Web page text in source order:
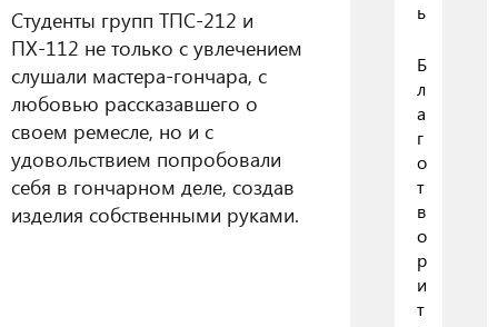
Студенты групп ТПС-212 и
ПХ-112 не только с увлечением
слушали мастера-гончара, с
любовью рассказавшего о
своем ремесле, но и с
удовольствием попробовали
себя в гончарном деле, создав
изделия собственными руками.
ь
Б
л
а
г
о
т
в
о
р
и
т